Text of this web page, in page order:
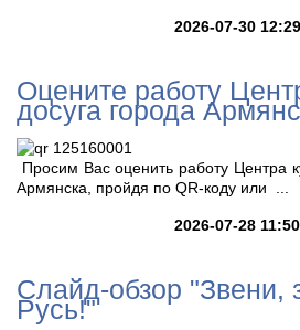
2026-07-30
Оцените работу
досуга города
2026-07-28
Просим Вас оценить работу Центра
Армянска, пройдя по QR-коду или
Слайд-обзор "Звени,
Русь!"